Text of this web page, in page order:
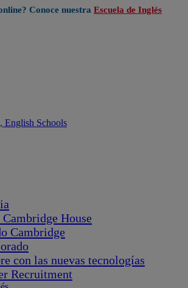
Conoce nuestra Escuela de Inglés
Cambridge House
Cambridge
con las nuevas tecnologías
Recruitment